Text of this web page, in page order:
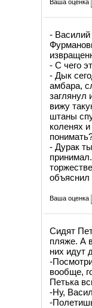
Ваша оценка
- Василий
- С чего
- Дык
амбара,
заглянул
вижу
штаны
коленях
- Дурак
объяснил
Ваша оценка
Сидят
пляже. А
них идут
-
вообще,
Петька
-Ну,
-